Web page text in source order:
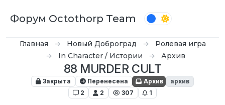
Форум Octothorp Team
Главная Новый Доброград
Ролевая игра
In Character / Истории
Архив
88 MURDER CULT
Закрыта Перенесена Архив
архив
2
2 307 1